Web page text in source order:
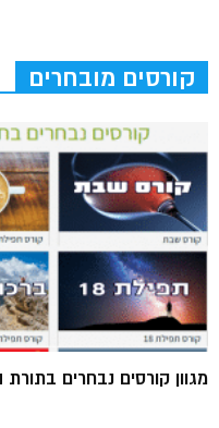
קורסים מובחרים
מגוון קורסים נבחרים